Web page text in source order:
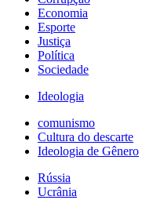
Economia
Esporte
Justiça
Política
Sociedade
Ideologia
comunismo
Cultura do descarte
Ideologia de Gênero
Rússia
Ucrânia